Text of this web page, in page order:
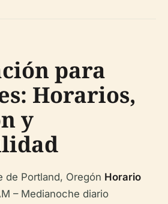
para
Horarios,
y
de Portland, Oregón Horario
– Medianoche diario